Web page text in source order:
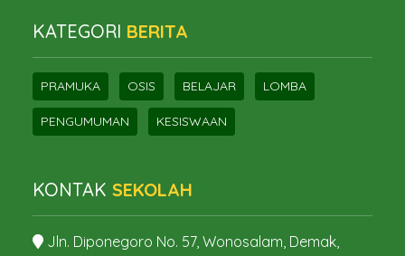
KATEGORI BERITA
PRAMUKA OSIS BELAJAR LOMBA
PENGUMUMAN KESISWAAN
KONTAK SEKOLAH
Jln. Diponegoro No. 57, Wonosalam, Demak,